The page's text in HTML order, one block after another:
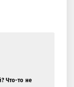
Что-то не